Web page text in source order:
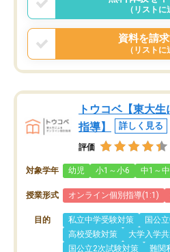
（リストに
資料を請
（リストに
トウコベ【東大
指導】
詳しく見る
評価
対象学年 幼児 小1～小6 中1～
授業形式 オンライン個別指導(1:1)
目的 私立中学受験対策
国公
高校受験対策
大学入学
国公立2次試験対策
難関